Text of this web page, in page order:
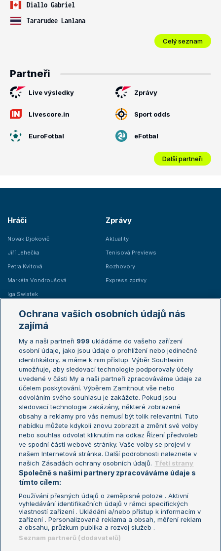
Diallo Gabriel
Tararudee Lanlana
Celý seznam
Partneři
Live výsledky Zprávy
Livescore.in Sport odds
EuroFotbal eFotbal
Další partneři
Hráči
Novak Djokovič
Jiří Lehečka
Petra Kvitová
Markéta Vondroušová
Iga Swiatek
Zprávy
Aktuality
Tenisová Previews
Rozhovory
Express zprávy
Žebříčky
Žebříček ATP (muži)
Žebříček WTA (ženy)
Sázkařský žebříček
Australian Open
French Open
Wimbledon
US Open
Turnaj mistrů
Turnaj mistryň
Aktualní trendy
Fotbalové přestupy
Livesport Daily
LS Prague Open
Podmínky užití
Nastavení soukromí
GDPR a žurnalistika
Reklama
Kontakt
Informace o zpracování osobních
údajů
Ochrana vašich osobních údajů nás
zajímá
My a naši partneři 999 ukládáme do vašeho zařízení
osobní údaje, jako jsou údaje o prohlížení nebo jedinečné
identifikátory, a máme k nim přístup. Výběr Souhlasím
umožňuje, aby sledovací technologie podporovaly účely
uvedené v části My a naši partneři zpracováváme údaje za
účelem poskytování. Výběrem Zamítnout vše nebo
odvoláním svého souhlasu je zakážete. Pokud jsou
sledovací technologie zakázány, některé zobrazené
obsahy a reklamy pro vás nemusí být tolik relevantní. Tuto
nabídku můžete kdykoli znovu zobrazit a změnit své volby
nebo souhlas odvolat kliknutím na odkaz Řízení předvoleb
ve spodní části webové stránky. Vaše volby se projeví v
našem Internetová stránka. Další podrobnosti naleznete v
našich Zásadách ochrany osobních údajů. Třetí strany
Společně s našimi partnery zpracováváme údaje s
tímto cílem:
Používání přesných údajů o zeměpisné poloze . Aktivní
vyhledávání identifikačních údajů v rámci specifických
vlastností zařízení . Ukládání a/nebo přístup k informacím v
zařízení . Personalizovaná reklama a obsah, měření reklam
a obsahu, průzkum publika a rozvoj služeb .
Seznam partnerů (dodavatelů)